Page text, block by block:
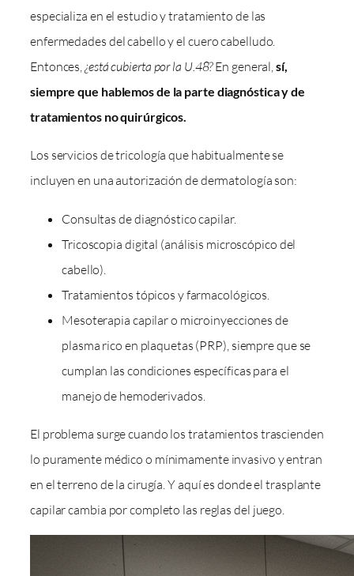
especializa en el estudio y tratamiento de las
enfermedades del cabello y el cuero cabelludo.
Entonces,¿está cubierta por la U.48?En general,sí,
siempre que hablemos de la parte diagnóstica y de
tratamientos no quirúrgicos.
Los servicios de tricología que habitualmente se
incluyen en una autorización de dermatología son:
Consultas de diagnóstico capilar.
Tricoscopia digital (análisis microscópico del
cabello).
Tratamientos tópicos y farmacológicos.
Mesoterapia capilar o microinyecciones de
plasma rico en plaquetas (PRP), siempre que se
cumplan las condiciones específicas para el
manejo de hemoderivados.
El problema surge cuando los tratamientos trascienden
lo puramente médico o mínimamente invasivo y entran
en el terreno de la cirugía. Y aquí es donde el trasplante
capilar cambia por completo las reglas del juego.